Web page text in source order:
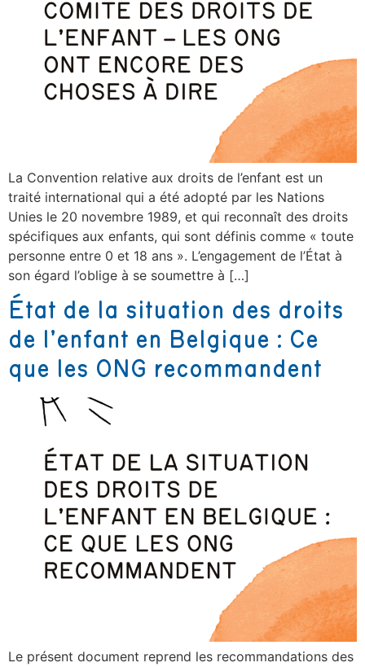
La Convention relative aux droits de l’enfant est un
traité international qui a été adopté par les Nations
Unies le 20 novembre 1989, et qui reconnaît des droits
spécifiques aux enfants, qui sont définis comme « toute
personne entre 0 et 18 ans ». L’engagement de l’État à
son égard l’oblige à se soumettre à […]
État de la situation des droits
de l’enfant en Belgique : Ce
que les ONG recommandent
Le présent document reprend les recommandations des